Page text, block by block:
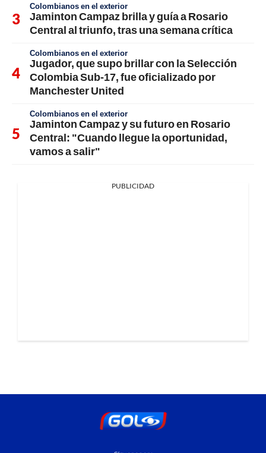
Colombianos en el exterior
Jaminton Campaz brilla y guía a Rosario
Central al triunfo, tras una semana crítica
Colombianos en el exterior
Jugador, que supo brillar con la Selección
Colombia Sub-17, fue oficializado por
Manchester United
Colombianos en el exterior
Jaminton Campaz y su futuro en Rosario
Central: "Cuando llegue la oportunidad,
vamos a salir"
PUBLICIDAD